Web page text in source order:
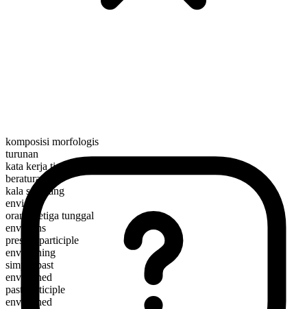
komposisi morfologis
turunan
kata kerja tindakan
beraturan
kala sekarang
envision
orang ketiga tunggal
envisions
present participle
envisioning
simple past
envisioned
past participle
envisioned